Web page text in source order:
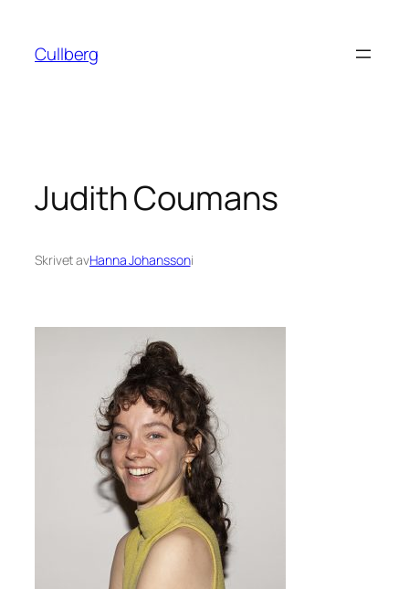
innehåll
Cullberg
Judith Coumans
Skrivet avHanna Johanssoni